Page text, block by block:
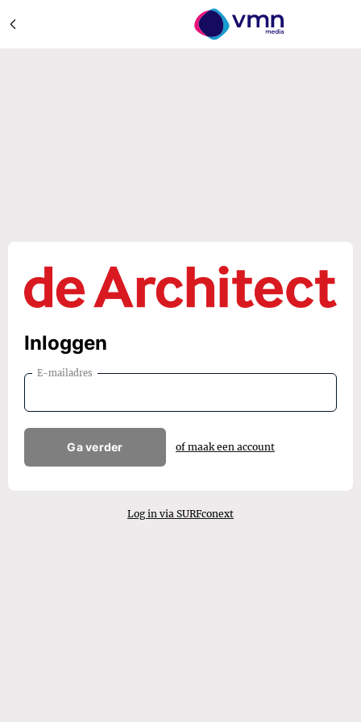
Inloggen
E-mailadres
Ga verder of maak een account
Log in via SURFconext